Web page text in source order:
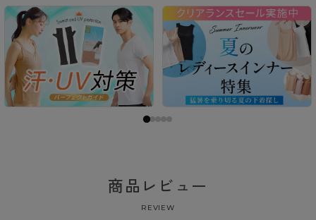
商品レビュー
REVIEW